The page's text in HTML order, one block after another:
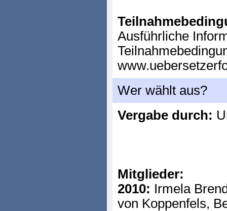
Ausführliche
Wer wählt aus?
Vergabe durch:
Mitglieder:
2010: Irmela
von Koppenfels,